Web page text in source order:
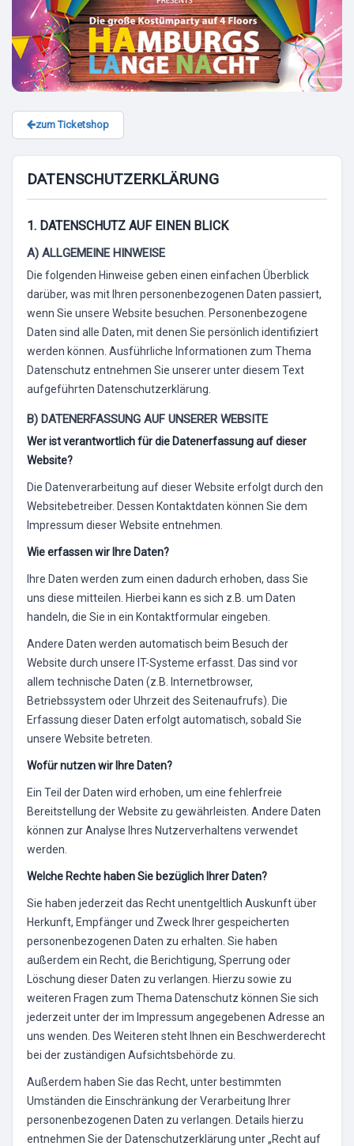
zum Ticketshop
DATENSCHUTZERKLÄRUNG
1. DATENSCHUTZ AUF EINEN BLICK
A) ALLGEMEINE HINWEISE
Die folgenden Hinweise geben einen einfachen Überblick
darüber, was mit Ihren personenbezogenen Daten passiert,
wenn Sie unsere Website besuchen. Personenbezogene
Daten sind alle Daten, mit denen Sie persönlich identifiziert
werden können. Ausführliche Informationen zum Thema
Datenschutz entnehmen Sie unserer unter diesem Text
aufgeführten Datenschutzerklärung.
B) DATENERFASSUNG AUF UNSERER WEBSITE
Wer ist verantwortlich für die Datenerfassung auf dieser
Website?
Die Datenverarbeitung auf dieser Website erfolgt durch den
Websitebetreiber. Dessen Kontaktdaten können Sie dem
Impressum dieser Website entnehmen.
Wie erfassen wir Ihre Daten?
Ihre Daten werden zum einen dadurch erhoben, dass Sie
uns diese mitteilen. Hierbei kann es sich z.B. um Daten
handeln, die Sie in ein Kontaktformular eingeben.
Andere Daten werden automatisch beim Besuch der
Website durch unsere IT-Systeme erfasst. Das sind vor
allem technische Daten (z.B. Internetbrowser,
Betriebssystem oder Uhrzeit des Seitenaufrufs). Die
Erfassung dieser Daten erfolgt automatisch, sobald Sie
unsere Website betreten.
Wofür nutzen wir Ihre Daten?
Ein Teil der Daten wird erhoben, um eine fehlerfreie
Bereitstellung der Website zu gewährleisten. Andere Daten
können zur Analyse Ihres Nutzerverhaltens verwendet
werden.
Welche Rechte haben Sie bezüglich Ihrer Daten?
Sie haben jederzeit das Recht unentgeltlich Auskunft über
Herkunft, Empfänger und Zweck Ihrer gespeicherten
personenbezogenen Daten zu erhalten. Sie haben
außerdem ein Recht, die Berichtigung, Sperrung oder
Löschung dieser Daten zu verlangen. Hierzu sowie zu
weiteren Fragen zum Thema Datenschutz können Sie sich
jederzeit unter der im Impressum angegebenen Adresse an
uns wenden. Des Weiteren steht Ihnen ein Beschwerderecht
bei der zuständigen Aufsichtsbehörde zu.
Außerdem haben Sie das Recht, unter bestimmten
Umständen die Einschränkung der Verarbeitung Ihrer
personenbezogenen Daten zu verlangen. Details hierzu
entnehmen Sie der Datenschutzerklärung unter „Recht auf